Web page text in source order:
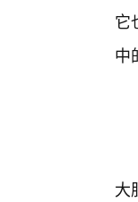
它
中
大